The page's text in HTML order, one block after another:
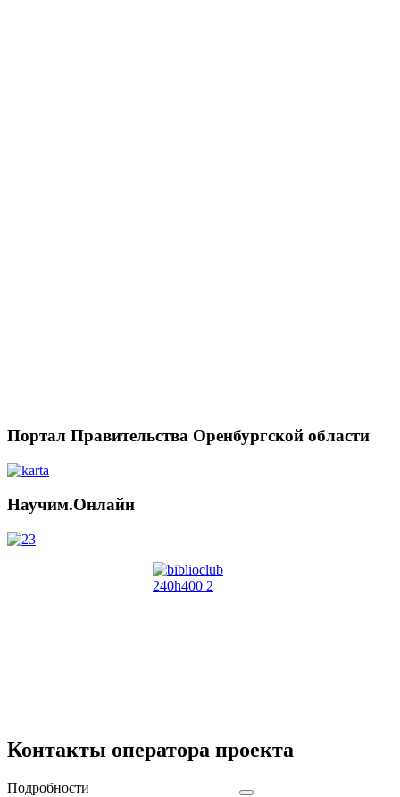
Портал Правительства Оренбургской области
Научим.Онлайн
Контакты оператора проекта
Подробности